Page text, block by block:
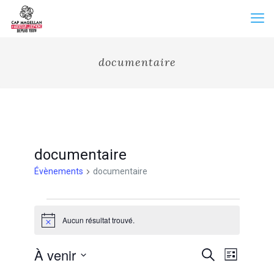
documentaire
documentaire
Évènements documentaire
NoticeAucun résultat trouvé.
Recherche
Recherche
Navigation
de
Liste
À venir